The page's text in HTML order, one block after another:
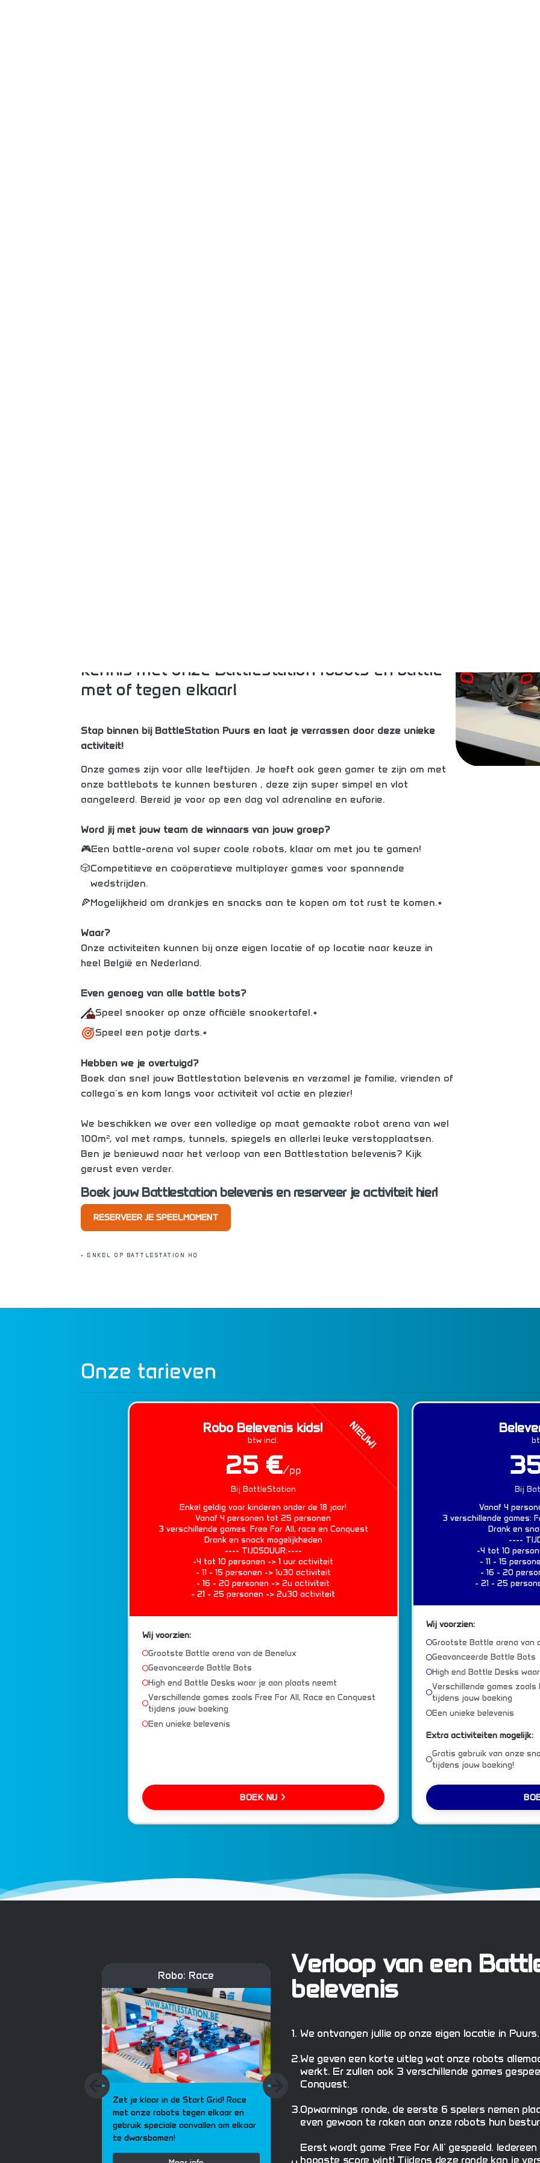
kennis met onze Battlestation robots en battle
met of tegen elkaar!
Stap binnen bij BattleStation Puurs en laat je verrassen door deze unieke
activiteit!
Onze games zijn voor alle leeftijden. Je hoeft ook geen gamer te zijn om met
onze battlebots te kunnen besturen , deze zijn super simpel en vlot
aangeleerd. Bereid je voor op een dag vol adrenaline en euforie.
Word jij met jouw team de winnaars van jouw groep?
🎮Een battle-arena vol super coole robots, klaar om met jou te gamen!
🎲Competitieve en coöperatieve multiplayer games voor spannende
wedstrijden.
🍕Mogelijkheid om drankjes en snacks aan te kopen om tot rust te komen.*
Waar?
Onze activiteiten kunnen bij onze eigen locatie of op locatie naar keuze in
heel België en Nederland.
Even genoeg van alle battle bots?
Speel snooker op onze officiële snookertafel.*
Speel een potje darts.*
Hebben we je overtuigd?
Boek dan snel jouw Battlestation belevenis en verzamel je familie, vrienden of
collega's en kom langs voor activiteit vol actie en plezier!
We beschikken we over een volledige op maat gemaakte robot arena van wel
100m², vol met ramps, tunnels, spiegels en allerlei leuke verstopplaatsen.
Ben je benieuwd naar het verloop van een Battlestation belevenis? Kijk
gerust even verder.
Boek jouw Battlestation belevenis en reserveer je activiteit hier!
RESERVEER JE SPEELMOMENT
* ENKEL OP BATTLESTATION HQ
Previous
Onze tarieven
NIEUW!
Robo Belevenis kids!
btw incl.
25 €/pp
Bij BattleStation
Enkel geldig voor kinderen onder de 18 jaar!
Vanaf 4 personen tot 25 personen
3 verschillende games: Free For All, race en Conquest
Drank en snack mogelijkheden
---- TIJDSDUUR:----
-4 tot 10 personen -> 1 uur activiteit
- 11 - 15 personen -> 1u30 activiteit
- 16 - 20 personen -> 2u activiteit
- 21 - 25 personen -> 2u30 activiteit
Wij voorzien:
Grootste Battle arena van de Benelux
Geavanceerde Battle Bots
High end Battle Desks waar je aan plaats neemt
Verschillende games zoals Free For All, Race en Conquest
tijdens jouw boeking
Een unieke belevenis
BOEK NU
Bij
Vanaf 4
3 verschillende games:
Drank en
----
-4 tot 10
- 11 - 15
- 16 - 20
- 21 - 25
Wij voorzien:
Grootste Battle arena van
Geavanceerde Battle Bots
High end Battle Desks
Verschillende games zoals
tijdens jouw boeking
Een unieke belevenis
Extra activiteiten mogelijk:
Gratis gebruik van onze
tijdens jouw boeking!
Robo: Race
Zet je klaar in de Start Grid! Race
met onze robots tegen elkaar en
gebruik speciale aanvallen om elkaar
te dwarsbomen!
Robo: Football
doelen en 1 veld. Geen schwalbes of
rode kaarten, gewoon zoveel
wedstrijd winnen!
Previous
Verloop van een
belevenis
1. We ontvangen jullie op onze eigen locatie in Puurs.
2.We geven een korte uitleg wat onze robots
werkt. Er zullen ook 3 verschillende games
Conquest.
3.Opwarmings ronde, de eerste 6 spelers nemen
even gewoon te raken aan onze robots hun
Eerst wordt game 'Free For All' gespeeld.
hoogste score wint! Tijdens deze ronde kan je